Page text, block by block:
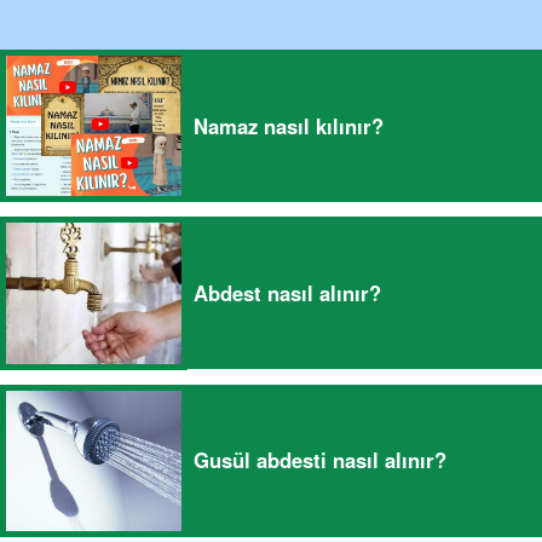
Namaz nasıl kılınır?
Abdest nasıl alınır?
Gusül abdesti nasıl alınır?